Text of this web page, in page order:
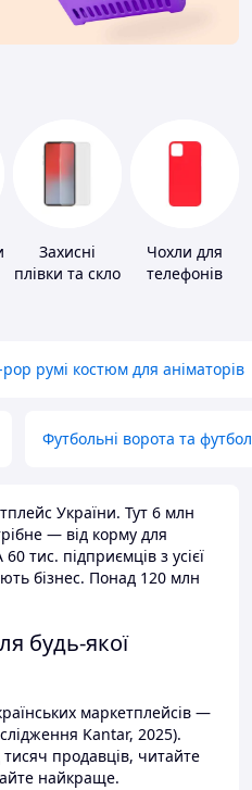
Захисні
плівки та скло
Чохли для
телефонів
pop румі костюм для аніматорів
Футбольні ворота та
України. Тут 6 млн
— від корму для
тис. підприємців з усієї
бізнес. Понад 120 млн
будь-якої
маркетплейсів —
Kantar, 2025).
продавців, читайте
найкраще.